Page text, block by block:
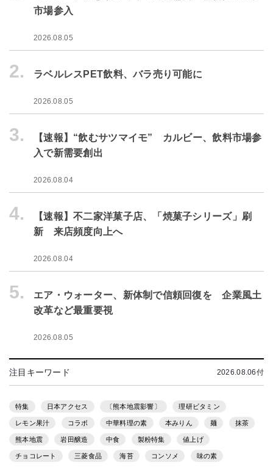
市場参入
2026.08.05
2. ラベルレスPET飲料、バラ売り可能に
2026.08.05
3.
【速報】“飲むサツマイモ” カルビー、飲料市場参
入で新需要創出
2026.08.04
4.
【速報】不二家洋菓子店、「焼菓子シリーズ」刷
新 来店頻度向上へ
2026.08.04
5.
エア・ウォーター、新体制で信頼回復を 企業風土
改革など最重要視
2026.08.05
注目キーワード 2026.08.06付
特集 日本アクセス 〔熊本地震影響〕 理研ビタミン
レモン果汁 コラボ 中華料理の素 本みりん 麺 抹茶
熊本地震 岩田醸造 中食 製粉特集 値上げ
チョコレート 三菱食品 海苔 コンソメ 味の素